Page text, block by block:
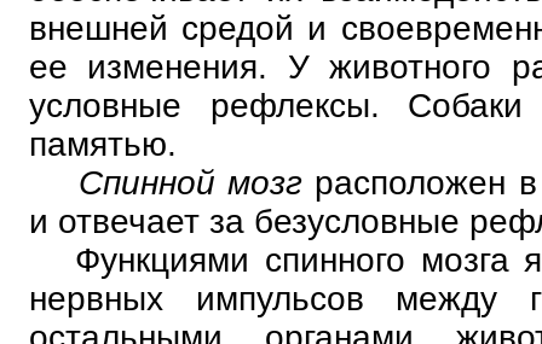
внешней средой и
ее изменения. У животного
условные рефлексы.
памятью.
Спинной мозг расположен
и отвечает за безусловные
Функциями спинного мозга
нервных импульсов между